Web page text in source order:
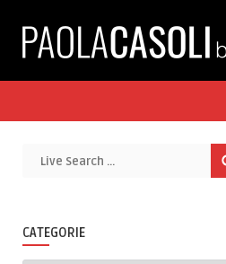
CATEGORIE